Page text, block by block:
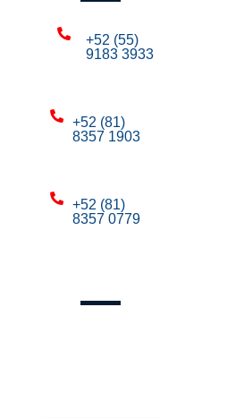
+52 (55)
9183 3933
+52 (81)
8357 1903
+52 (81)
8357 0779